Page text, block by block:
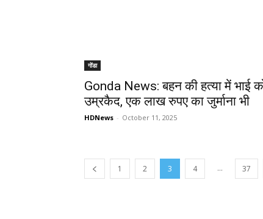
गोंडा
Gonda News: बहन की हत्या में भाई
उम्रकैद, एक लाख रुपए का जुर्माना भी
HDNews - October 11, 2025
1 2 3 4 ... 37